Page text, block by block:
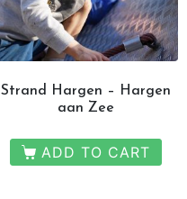
Strand Hargen – Hargen
aan Zee
ADD TO CART